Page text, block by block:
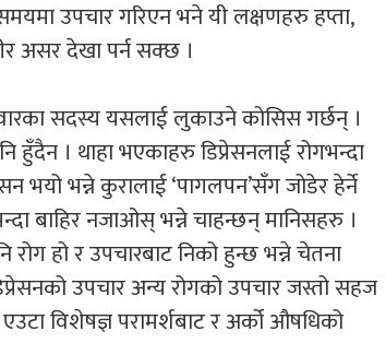
उपचार गरिएन भने यी लक्षणहरु हप्ता,
असर देखा पर्न सक्छ ।
सदस्य यसलाई लुकाउने कोसिस गर्छन् ।
हुँदैन । थाहा भएकाहरु डिप्रेसनलाई रोगभन्दा
भयो भन्ने कुरालाई ‘पागलपन’सँग जोडेर हेर्ने
बाहिर नजाओस् भन्ने चाहन्छन् मानिसहरु ।
हो र उपचारबाट निको हुन्छ भन्ने चेतना
उपचार अन्य रोगको उपचार जस्तो सहज
विशेषज्ञ परामर्शबाट र अर्को औषधिको